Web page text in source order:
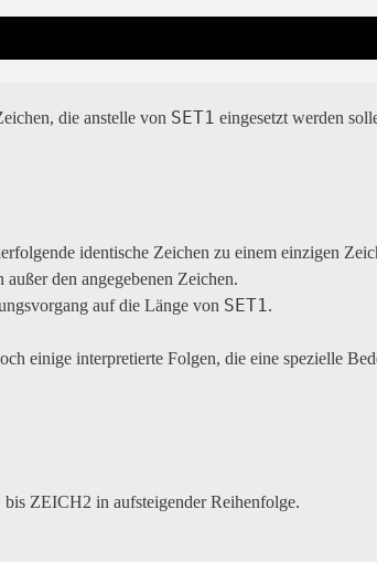
die anstelle von SET1 eingesetzt werden
identische Zeichen zu einem einzigen
außer den angegebenen Zeichen.
auf die Länge von SET1.
einige interpretierte Folgen, die eine spezielle
ZEICH2 in aufsteigender Reihenfolge.